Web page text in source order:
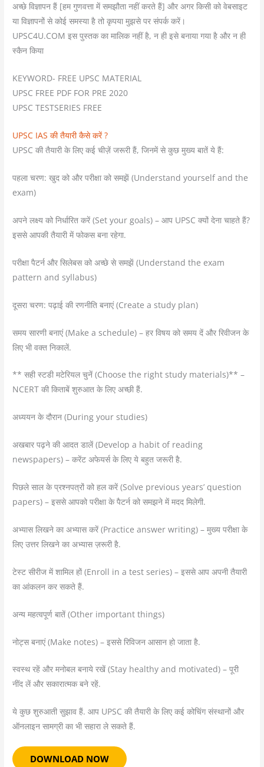
अच्छे विज्ञापन हैं [हम गुणवत्ता में समझौता नहीं करते हैं] और अगर किसी को वेबसाइट
या विज्ञापनों से कोई समस्या है तो कृपया मुझसे पर संपर्क करें।
UPSC4U.COM इस पुस्तक का मालिक नहीं है, न ही इसे बनाया गया है और न ही
स्कैन किया
KEYWORD- FREE UPSC MATERIAL
UPSC FREE PDF FOR PRE 2020
UPSC TESTSERIES FREE
UPSC IAS की तैयारी कैसे करें ?
UPSC की तैयारी के लिए कई चीज़ें जरूरी हैं, जिनमें से कुछ मुख्य बातें ये हैं:
पहला चरण: खुद को और परीक्षा को समझें (Understand yourself and the
exam)
अपने लक्ष्य को निर्धारित करें (Set your goals) – आप UPSC क्यों देना चाहते हैं?
इससे आपकी तैयारी में फोकस बना रहेगा.
परीक्षा पैटर्न और सिलेबस को अच्छे से समझें (Understand the exam
pattern and syllabus)
दूसरा चरण: पढ़ाई की रणनीति बनाएं (Create a study plan)
समय सारणी बनाएं (Make a schedule) – हर विषय को समय दें और रिवीजन के
लिए भी वक्त निकालें.
** सही स्टडी मटेरियल चुनें (Choose the right study materials)** –
NCERT की किताबें शुरुआत के लिए अच्छी हैं.
अध्ययन के दौरान (During your studies)
अखबार पढ़ने की आदत डालें (Develop a habit of reading
newspapers) – करेंट अफेयर्स के लिए ये बहुत जरूरी है.
पिछले साल के प्रश्नपत्रों को हल करें (Solve previous years’ question
papers) – इससे आपको परीक्षा के पैटर्न को समझने में मदद मिलेगी.
अभ्यास लिखने का अभ्यास करें (Practice answer writing) – मुख्य परीक्षा के
लिए उत्तर लिखने का अभ्यास ज़रूरी है.
टेस्ट सीरीज में शामिल हों (Enroll in a test series) – इससे आप अपनी तैयारी
का आंकलन कर सकते हैं.
अन्य महत्वपूर्ण बातें (Other important things)
नोट्स बनाएं (Make notes) – इससे रिविजन आसान हो जाता है.
स्वस्थ रहें और मनोबल बनाये रखें (Stay healthy and motivated) – पूरी
नींद लें और सकारात्मक बने रहें.
ये कुछ शुरुआती सुझाव हैं. आप UPSC की तैयारी के लिए कई कोचिंग संस्थानों और
ऑनलाइन सामग्री का भी सहारा ले सकते हैं.
DOWNLOAD NOW